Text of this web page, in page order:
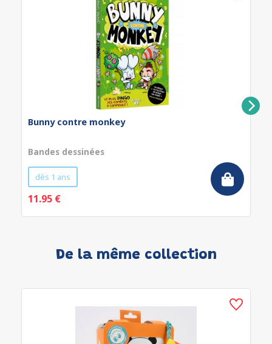
Bunny contre monkey
Bandes dessinées
dès 1 ans
11.95 €
De la même collection